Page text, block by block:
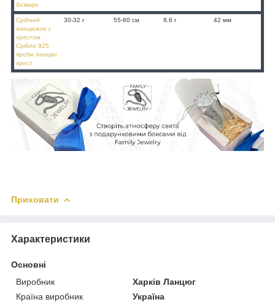
бісмарк
Срібний
ланцюжок з
хрестом
Срібло 925
проби ланцюг
хрест
30-32 г 55-60 см 8,6 г 42 мм
Приховати
Характеристики
Основні
Виробник
Харків Ланцюг
Країна виробник
Україна